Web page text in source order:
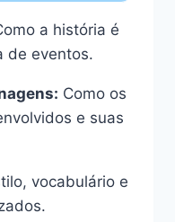
a história é
de eventos.
Como os
e suas
vocabulário e